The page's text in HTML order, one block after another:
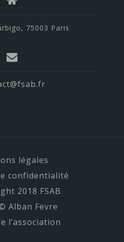
75003 Paris
légales
confidentialité
2018 FSAB
Alban Fevre
l’association